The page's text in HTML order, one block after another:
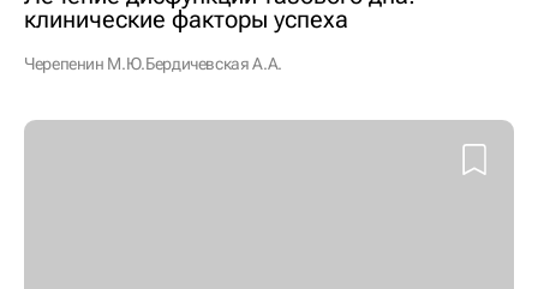
клинические факторы успеха
Черепенин М.Ю.Бердичевская А.А.